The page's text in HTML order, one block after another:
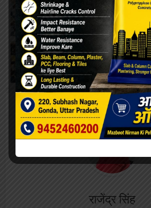
गोंडा लाइफस्टाइल
सफाईकर्मियों की...
गोंडा • यात्रा
रेलवे बोर्ड अध्यक्ष...
About the author
राजेंद्र सिंह